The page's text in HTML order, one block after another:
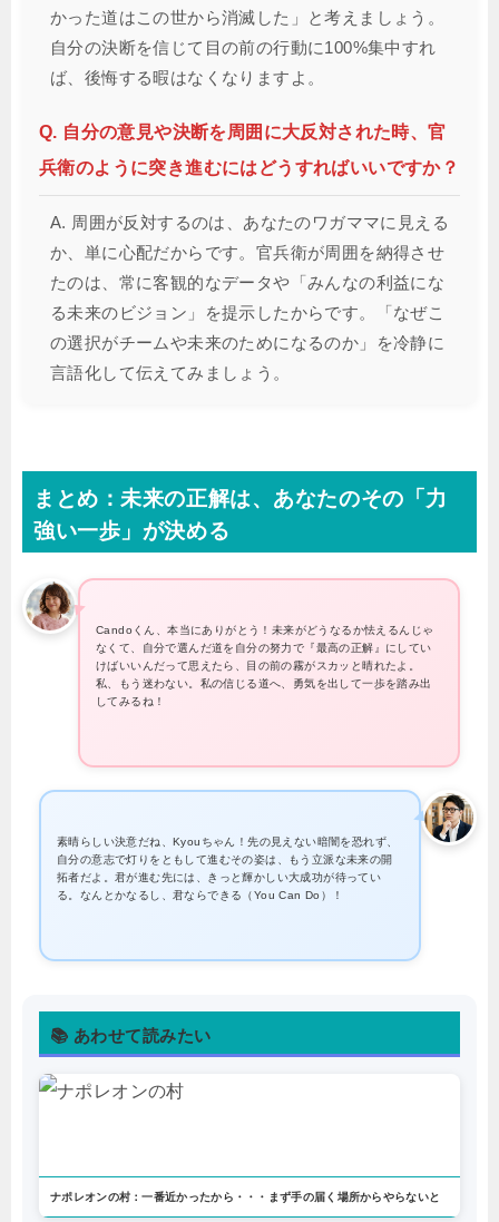
かった道はこの世から消滅した」と考えましょう。
自分の決断を信じて目の前の行動に100%集中すれ
ば、後悔する暇はなくなりますよ。
Q. 自分の意見や決断を周囲に大反対された時、官
兵衛のように突き進むにはどうすればいいですか？
A. 周囲が反対するのは、あなたのワガママに見える
か、単に心配だからです。官兵衛が周囲を納得させ
たのは、常に客観的なデータや「みんなの利益にな
る未来のビジョン」を提示したからです。「なぜこ
の選択がチームや未来のためになるのか」を冷静に
言語化して伝えてみましょう。
まとめ：未来の正解は、あなたのその「力
強い一歩」が決める
Candoくん、本当にありがとう！未来がどうなるか怯えるんじゃ
なくて、自分で選んだ道を自分の努力で『最高の正解』にしてい
けばいいんだって思えたら、目の前の霧がスカッと晴れたよ。
私、もう迷わない。私の信じる道へ、勇気を出して一歩を踏み出
してみるね！
素晴らしい決意だね、Kyouちゃん！先の見えない暗闇を恐れず、
自分の意志で灯りをともして進むその姿は、もう立派な未来の開
拓者だよ。君が進む先には、きっと輝かしい大成功が待ってい
る。なんとかなるし、君ならできる（You Can Do）！
📚 あわせて読みたい
ナポレオンの村：一番近かったから・・・まず手の届く場所からやらないと